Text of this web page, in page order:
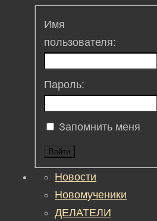
Имя
пользователя:
Пароль:
Запомнить меня
Войти
Новости
Новомученики
ДЕЛАТЕЛИ